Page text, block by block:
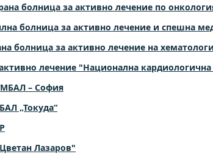
болница за активно лечение по
болница за активно лечение и спешна
болница за активно лечение на
лечение "Национална
– София
„Токуда“
Лазаров"